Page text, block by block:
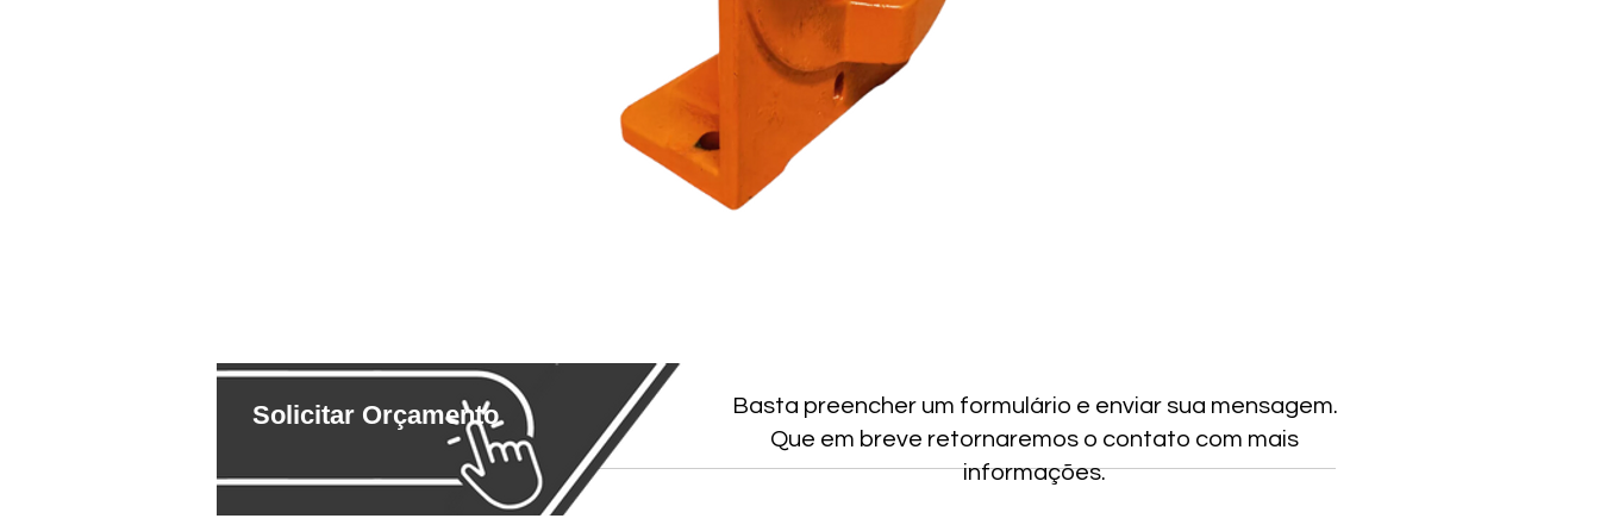
Solicitar Orçamento
Basta preencher um formulário e enviar sua mensagem.
Que em breve retornaremos o contato com mais
informações.